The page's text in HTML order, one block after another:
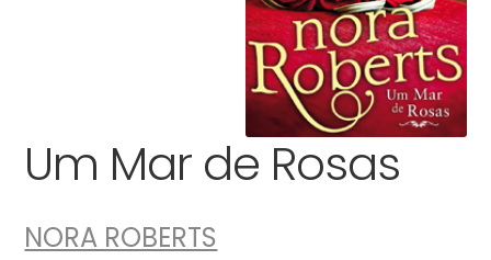
Um Mar de Rosas
NORA ROBERTS